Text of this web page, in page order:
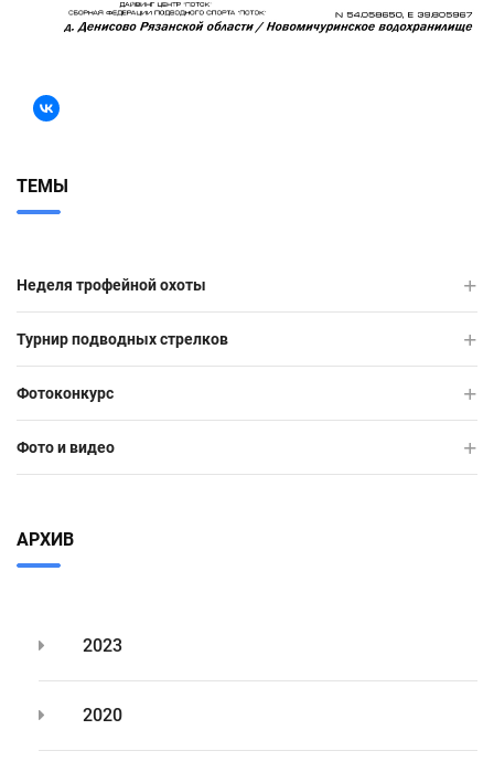
ТЕМЫ
Неделя трофейной охоты
Турнир подводных стрелков
Фотоконкурс
Фото и видео
АРХИВ
2023
2020